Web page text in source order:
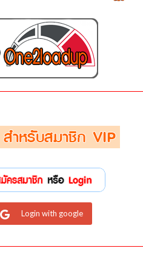
Login with google